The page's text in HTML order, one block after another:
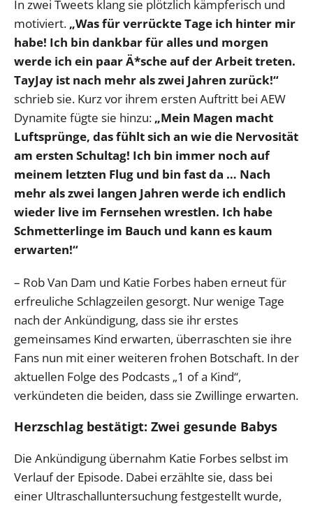
In zwei Tweets klang sie plötzlich kämpferisch und
motiviert. „Was für verrückte Tage ich hinter mir
habe! Ich bin dankbar für alles und morgen
werde ich ein paar Ä*sche auf der Arbeit treten.
TayJay ist nach mehr als zwei Jahren zurück!“
schrieb sie. Kurz vor ihrem ersten Auftritt bei AEW
Dynamite fügte sie hinzu: „Mein Magen macht
Luftsprünge, das fühlt sich an wie die Nervosität
am ersten Schultag! Ich bin immer noch auf
meinem letzten Flug und bin fast da … Nach
mehr als zwei langen Jahren werde ich endlich
wieder live im Fernsehen wrestlen. Ich habe
Schmetterlinge im Bauch und kann es kaum
erwarten!“
– Rob Van Dam und Katie Forbes haben erneut für
erfreuliche Schlagzeilen gesorgt. Nur wenige Tage
nach der Ankündigung, dass sie ihr erstes
gemeinsames Kind erwarten, überraschten sie ihre
Fans nun mit einer weiteren frohen Botschaft. In der
aktuellen Folge des Podcasts „1 of a Kind“,
verkündeten die beiden, dass sie Zwillinge erwarten.
Herzschlag bestätigt: Zwei gesunde Babys
Die Ankündigung übernahm Katie Forbes selbst im
Verlauf der Episode. Dabei erzählte sie, dass bei
einer Ultraschalluntersuchung festgestellt wurde,